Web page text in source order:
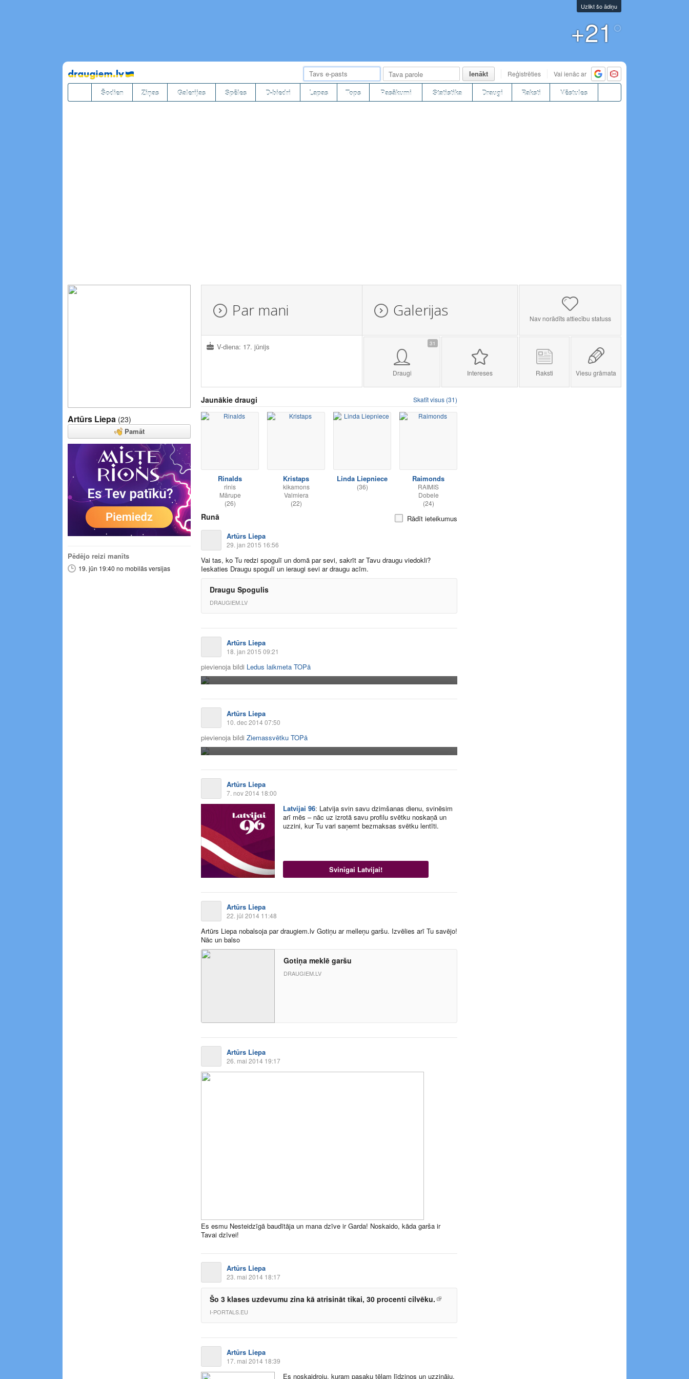
Uzlikt šo ādiņu
+21°
Pāriet
uz
saturu
Ienākt Reģistrēties Vai ienāc ar
Šodien Ziņas Galerijas Spēles D-biedri Lapas Tops Pasākumi Statistika Draugi Raksti Vēstules
Artūrs Liepa (23)
Pamāt
Pēdējo reizi manīts
19. jūn 19:40 no mobilās versijas
Par mani Galerijas Nav norādīts attiecību statuss
V-diena: 17. jūnijs 31
Draugi Intereses Raksti Viesu grāmata
Jaunākie draugi Skatīt visus (31)
Rinalds
rinis
Mārupe
(26)
Kristaps
kikamons
Valmiera
(22)
Linda Liepniece
(36)
Raimonds
RAIMIS
Dobele
(24)
Runā
Rādīt ieteikumus
Artūrs Liepa
29. jan 2015 16:56
Vai tas, ko Tu redzi spogulī un domā par sevi, sakrīt ar Tavu draugu viedokli?
Ieskaties Draugu spogulī un ieraugi sevi ar draugu acīm.
Draugu Spogulis
DRAUGIEM.LV
Artūrs Liepa
18. jan 2015 09:21
pievienoja bildi Ledus laikmeta TOPā
Artūrs Liepa
10. dec 2014 07:50
pievienoja bildi Ziemassvētku TOPā
Artūrs Liepa
7. nov 2014 18:00
Latvijai 96: Latvija svin savu dzimšanas dienu, svinēsim
arī mēs – nāc uz izrotā savu profilu svētku noskaņā un
uzzini, kur Tu vari saņemt bezmaksas svētku lentīti.
Svinīgai Latvijai!
Artūrs Liepa
22. jūl 2014 11:48
Artūrs Liepa nobalsoja pardraugiem.lv Gotiņu ar melleņu garšu. Izvēlies arī Tu savējo!
Nāc un balso
Gotiņa meklē garšu
DRAUGIEM.LV
Artūrs Liepa
26. mai 2014 19:17
Es esmu Nesteidzīgā baudītāja un mana dzīve ir Garda! Noskaido, kāda garša ir
Tavai dzīvei!
Artūrs Liepa
23. mai 2014 18:17
Šo 3 klases uzdevumu zina kā atrisināt tikai, 30 procenti cilvēku.
I-PORTALS.EU
Artūrs Liepa
17. mai 2014 18:39
Es noskaidroju, kuram pasaku tēlam līdzinos un uzzināju,